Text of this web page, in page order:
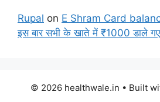
Rupal on E Shram Card
इस बार सभी के खाते में ₹1000 डाले
© 2026 healthwale.in • Built